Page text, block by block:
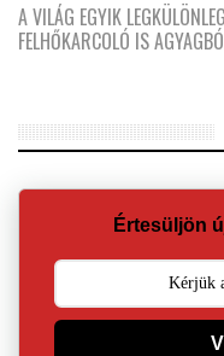
A VILÁG EGYIK
FELHŐKARCOLÓ IS
Értesüljön